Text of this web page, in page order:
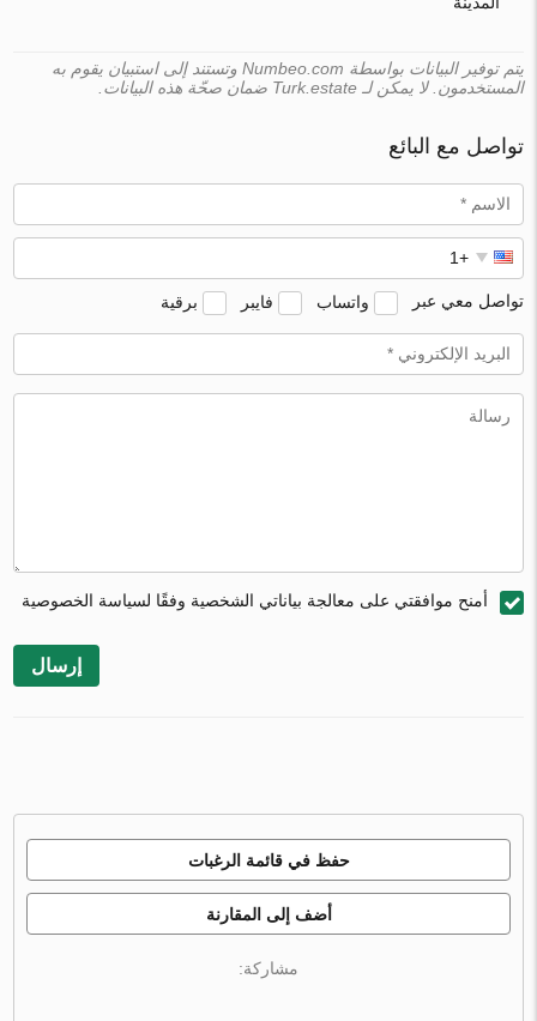
يتم توفير البيانات بواسطة Numbeo.com وتستند إلى استبيان يقوم به
المستخدمون. لا يمكن لـ Turk.estate ضمان صحّة هذه البيانات.
تواصل مع البائع
تواصل معي عبر واتساب فايبر برقية
أمنح موافقتي على معالجة بياناتي الشخصية وفقًا لسياسة الخصوصية
إرسال
حفظ في قائمة الرغبات
أضف إلى المقارنة
مشاركة: